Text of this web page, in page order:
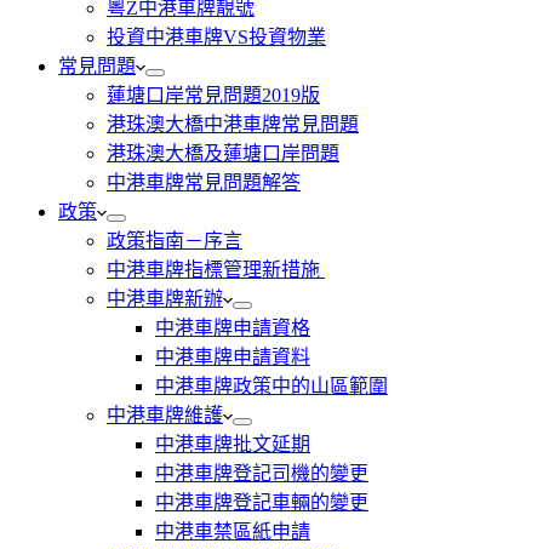
粵Z中港車牌靚號
投資中港車牌VS投資物業
常見問題
蓮塘口岸常見問題2019版
港珠澳大橋中港車牌常見問題
港珠澳大橋及蓮塘口岸問題
中港車牌常見問題解答
政策
政策指南－序言
中港車牌指標管理新措施
中港車牌新辦
中港車牌申請資格
中港車牌申請資料
中港車牌政策中的山區範圍
中港車牌維護
中港車牌批文延期
中港車牌登記司機的變更
中港車牌登記車輛的變更
中港車禁區紙申請